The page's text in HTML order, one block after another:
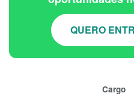
QUERO
Cargo